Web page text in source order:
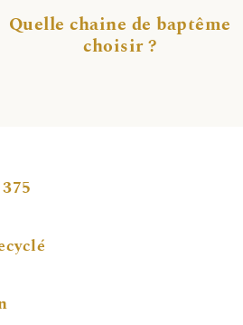
Quelle chaine de baptême
choisir ?